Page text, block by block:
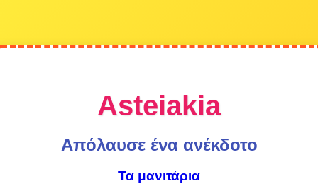
Asteiakia
Απόλαυσε ένα ανέκδοτο
Τα μανιτάρια